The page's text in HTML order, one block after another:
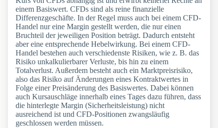
einem Basiswert. CFDs sind als reine finanzielle
Differenzgeschäfte. In der Regel muss auch bei einem CFD-
Handel nur eine Margin gestellt werden, die nur einen
Bruchteil der jeweiligen Position beträgt. Dadurch entsteht
aber eine entsprechende Hebelwirkung. Bei einem CFD-
Handel bestehen auch verschiedenste Risiken, wie z. B. das
Risiko unkalkulierbarer Verluste, bis hin zu einem
Totalverlust. Außerdem besteht auch ein Marktpreisrisiko,
also das Risiko auf Änderungen eines Kontraktwertes in
Folge einer Preisänderung des Basiswertes. Dabei können
auch Kursauschläge innerhalb eines Tages dazu führen, dass
die hinterlegte Margin (Sicherheitsleistung) nicht
ausreichend ist und CFD-Positionen zwangsläufig
geschlossen werden müssen.